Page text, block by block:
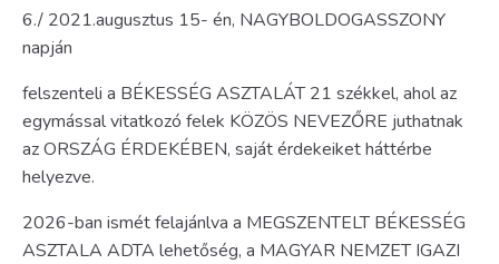
6./ 2021.augusztus 15- én, NAGYBOLDOGASSZONY
napján
felszenteli a BÉKESSÉG ASZTALÁT 21 székkel, ahol az
egymással vitatkozó felek KÖZÖS NEVEZŐRE juthatnak
az ORSZÁG ÉRDEKÉBEN, saját érdekeiket háttérbe
helyezve.
2026-ban ismét felajánlva a MEGSZENTELT BÉKESSÉG
ASZTALA ADTA lehetőség, a MAGYAR NEMZET IGAZI